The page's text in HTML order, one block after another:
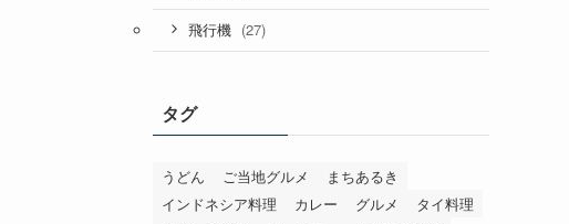
飛行機 (27)
タグ
うどん ご当地グルメ
まちあるき
インドネシア料理
カレー グルメ
タイ料理